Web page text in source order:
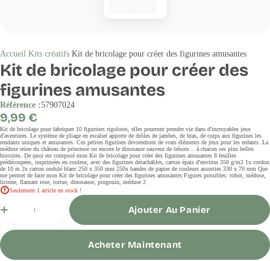
Accueil Kits créatifs Kit de bricolage pour créer des figurines amusantes
Kit de bricolage pour créer des
figurines amusantes
Référence :57907024
Prix
régulier
9,99 €
Kit de bricolage pour fabriquer 10 figurines rigolotes, elles pourront prendre vie dans d'incroyables jeux
d'aventures. Le système de pliage en escalier apporte de drôles de jambes, de bras, de corps aux figurines les
rendants uniques et amusantes. Ces petites figurines deviendront de vrais éléments de jeux pour les enfants. La
méduse reine du château de princesse ou encore le dinosaure sauveur de trésors .. à chacun ses plus belles
histoires. De quoi est composé mon Kit de bricolage pour créer des figurines amusantes 8 feuilles
prédécoupées, imprimées en couleur, avec des figurines détachables, carton épais d'environ 350 g/m2 1x cordon
de 10 m 2x carton ondulé blanc 250 x 350 mm 250x bandes de papier de couleurs assorties 330 x 70 mm Que
me permet de faire mon Kit de bricolage pour créer des figurines amusantes Figures possibles: robot, méduse,
licorne, flamant rose, tortue, dinosause, pingouin, méduse 2
Seulement 1 article en stock !
Ajouter Au Panier
Acheter Maintenant